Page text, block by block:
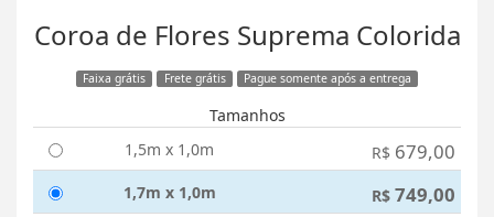
Coroa de Flores Suprema Colorida
Faixa grátis Frete grátis Pague somente após a entrega
Tamanhos
1,5m x 1,0m
R$ 679,00
1,7m x 1,0m R$ 749,00